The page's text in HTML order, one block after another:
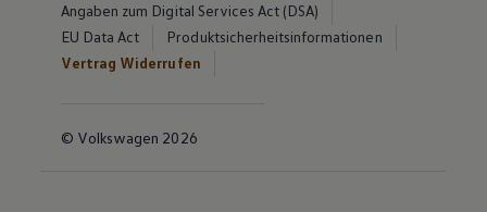
Angaben zum Digital Services Act (DSA)
EU Data Act
Produktsicherheitsinformationen
Vertrag Widerrufen
© Volkswagen 2026